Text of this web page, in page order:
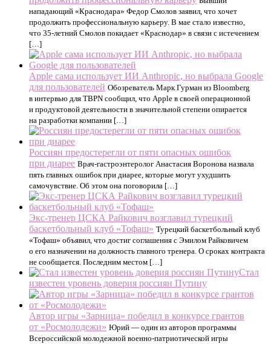
нападающий «Краснодара» Федор Смолов заявил, что хочет
продолжить профессиональную карьеру. В мае стало известно,
что 35‑летний Смолов покидает «Краснодар» в связи с истечением
[…]
Apple сама использует ИИ Anthropic, но выбрала Google
для пользователей Обозреватель Марк Гурман из Bloomberg
в интервью для TBPN сообщил, что Apple в своей операционной
и продуктовой деятельности в значительной степени опирается
на разработки компании […]
Россиян предостерегли от пяти опасных ошибок
при диарее Врач-гастроэнтеролог Анастасия Воронова назвала
пять главных ошибок при диарее, которые могут ухудшить
самочувствие. Об этом она поговорила […]
Экс‑тренер ЦСКА Райкович возглавил турецкий
баскетбольный клуб «Тофаш» Турецкий баскетбольный клуб
«Тофаш» объявил, что достиг соглашения с Эмилом Райковичем
о его назначении на должность главного тренера. О сроках контракта
не сообщается. Последним местом […]
Стал
известен уровень доверия россиян Путину
Автор игры «Зарница» победил в конкурсе грантов
от «Росмолодежи» Юрий — один из авторов программы
Всероссийской молодежной военно-патриотической игры